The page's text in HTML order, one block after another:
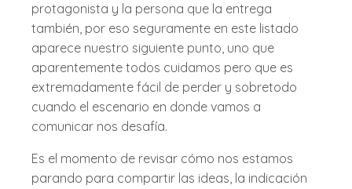
protagonista y la persona que la entrega
también, por eso seguramente en este listado
aparece nuestro siguiente punto, uno que
aparentemente todos cuidamos pero que es
extremadamente fácil de perder y sobretodo
cuando el escenario en donde vamos a
comunicar nos desafía.
Es el momento de revisar cómo nos estamos
parando para compartir las ideas, la indicación